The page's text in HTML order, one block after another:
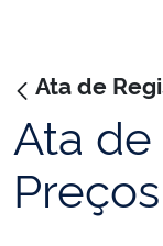
Ata de
Ata